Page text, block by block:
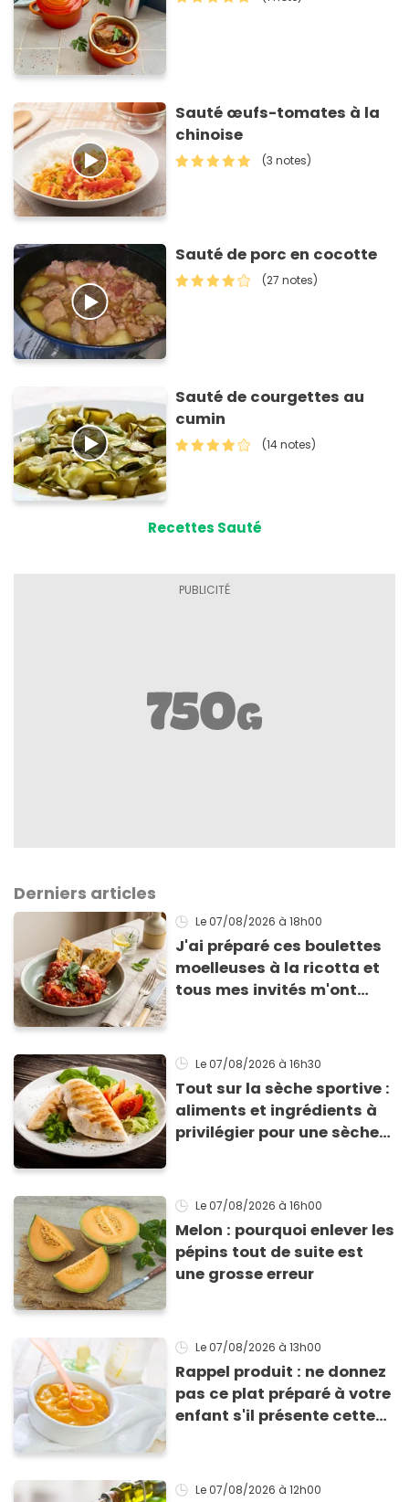
Sauté œufs-tomates à la
chinoise
(3 notes)
Sauté de porc en cocotte
(27 notes)
Sauté de courgettes au
cumin
(14 notes)
Recettes Sauté
Derniers articles
Le 07/08/2026 à 18h00
J'ai préparé ces boulettes
moelleuses à la ricotta et
tous mes invités m'ont
Le 07/08/2026 à 16h30
Tout sur la sèche sportive :
aliments et ingrédients à
privilégier pour une sèche
Le 07/08/2026 à 16h00
Melon : pourquoi enlever les
pépins tout de suite est
une grosse erreur
Le 07/08/2026 à 13h00
Rappel produit : ne donnez
pas ce plat préparé à votre
enfant s'il présente cette
Le 07/08/2026 à 12h00